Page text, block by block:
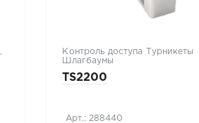
Контроль доступа Турникеты
Шлагбаумы
TS2200
Арт.: 288440